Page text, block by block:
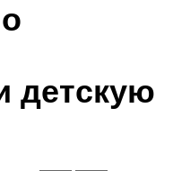
детскую